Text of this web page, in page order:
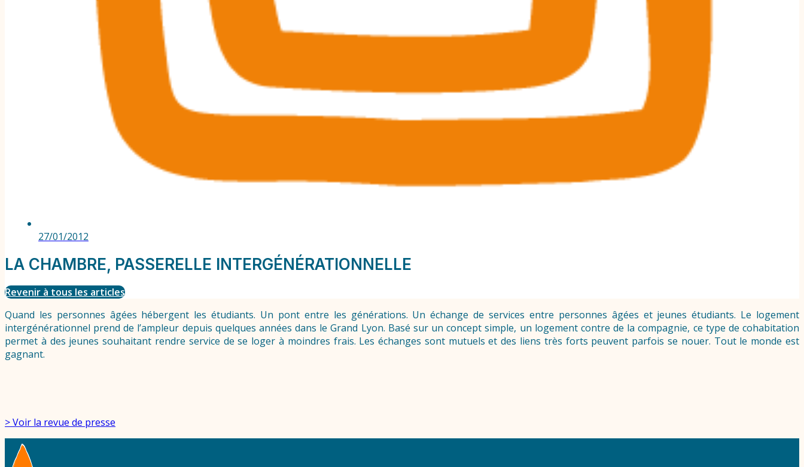
27/01/2012
LA CHAMBRE, PASSERELLE INTERGÉNÉRATIONNELLE
Revenir à tous les articles
Quand les personnes âgées hébergent les étudiants. Un pont entre les générations. Un échange de services entre personnes âgées et jeunes étudiants. Le logement
intergénérationnel prend de l’ampleur depuis quelques années dans le Grand Lyon. Basé sur un concept simple, un logement contre de la compagnie, ce type de cohabitation
permet à des jeunes souhaitant rendre service de se loger à moindres frais. Les échanges sont mutuels et des liens très forts peuvent parfois se nouer. Tout le monde est
gagnant.
> Voir la revue de presse